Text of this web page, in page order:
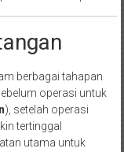
berbagai tahapan
operasi untuk
), setelah operasi
tertinggal
utama untuk